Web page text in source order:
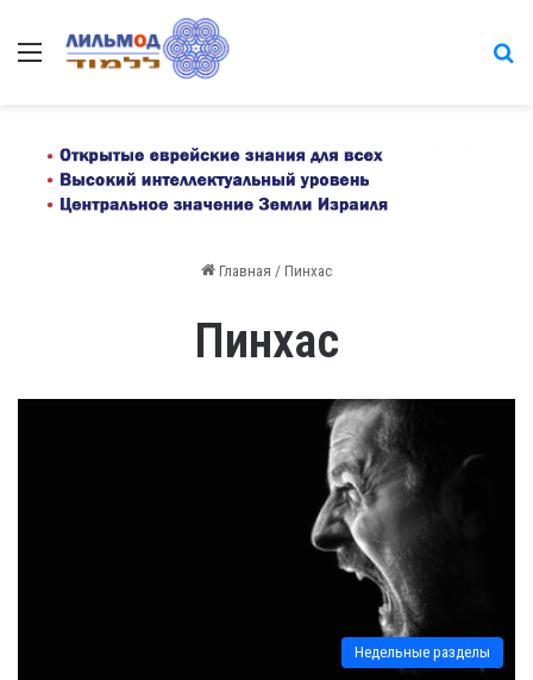
Меню
Главная / Пинхас
Пинхас
Недельные разделы